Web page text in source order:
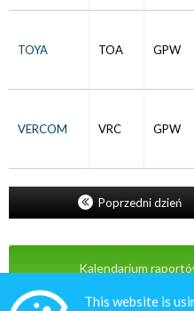
TOYA TOA GPW
VERCOM VRC GPW
Poprzedni dzień
Kalendarium
This website is